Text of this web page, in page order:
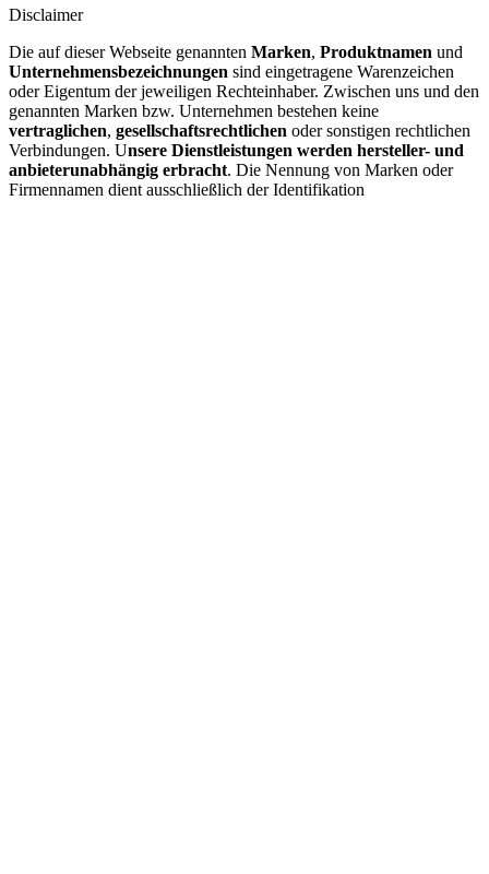
Disclaimer
Die auf dieser Webseite genannten Marken, Produktnamen und
Unternehmensbezeichnungen sind eingetragene Warenzeichen
oder Eigentum der jeweiligen Rechteinhaber. Zwischen uns und den
genannten Marken bzw. Unternehmen bestehen keine
vertraglichen, gesellschaftsrechtlichen oder sonstigen rechtlichen
Verbindungen. Unsere Dienstleistungen werden hersteller- und
anbieterunabhängig erbracht. Die Nennung von Marken oder
Firmennamen dient ausschließlich der Identifikation